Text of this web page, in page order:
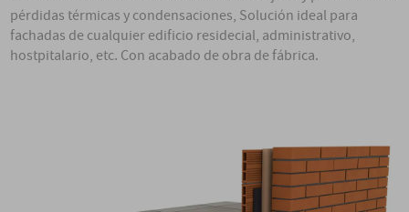
pérdidas térmicas y condensaciones, Solución ideal para
fachadas de cualquier edificio residecial, administrativo,
hostpitalario, etc. Con acabado de obra de fábrica.